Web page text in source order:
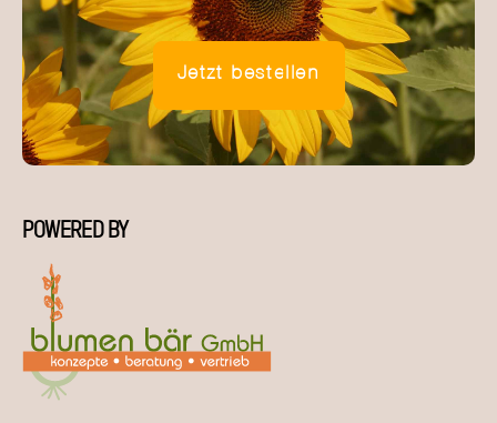
Jetzt bestellen
POWERED BY